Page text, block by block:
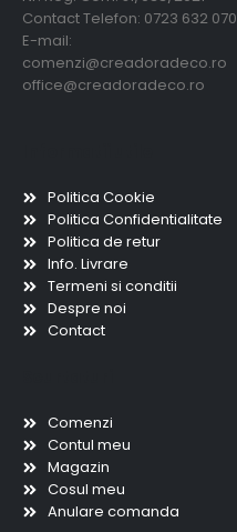
Contact Telefon: 0723 632 070
E-mail:
comenzi@creadoradeco.ro
office@creadoradeco.ro
Politica Cookie
Politica Confidentialitate
Politica de retur
Info. Livrare
Termeni si conditii
Despre noi
Contact
Comenzi
Contul meu
Magazin
Cosul meu
Anulare comanda